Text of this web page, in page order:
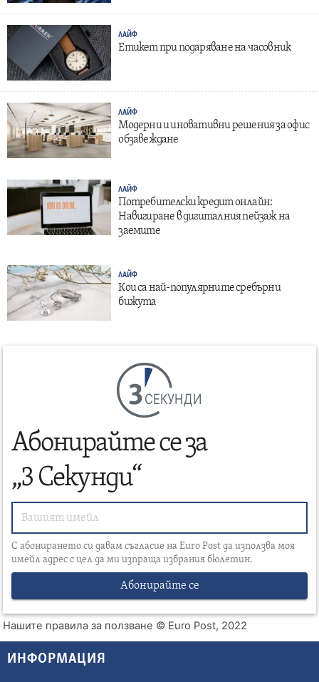
ЛАЙФ
Етикет при подаряване на часовник
ЛАЙФ
Модерни и иновативни решения за офис
обзавеждане
ЛАЙФ
Потребителски кредит онлайн:
Навигиране в дигиталния пейзаж на
заемите
ЛАЙФ
Кои са най-популярните сребърни
бижута
СЕКУНДИ
Абонирайте се за
„3 Секунди“
С абонирането си давам съгласие на Euro Post да използва моя
имейл адрес с цел да ми изпраща избрания бюлетин.
Абонирайте се
Нашите правила за ползване © Euro Post, 2022
ИНФОРМАЦИЯ